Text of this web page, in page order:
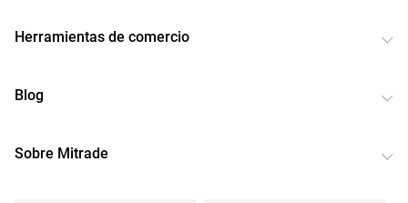
Herramientas de comercio
Blog
Sobre Mitrade